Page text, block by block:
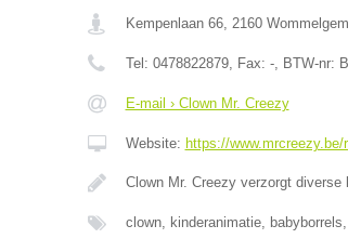
Kempenlaan 66, 2160 Wommelgem
Tel: 0478822879, Fax: -, BTW-nr:
E-mail › Clown Mr. Creezy
Website: https://
Clown Mr. Creezy verzorgt
clown, kinderanimatie,